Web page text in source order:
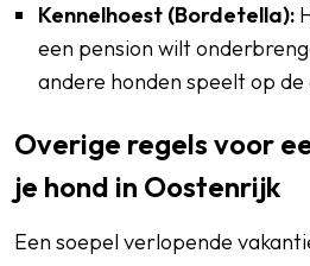
Kennelhoest (Bordetella):
een pension wilt
andere honden speelt op
Overige regels voor
je hond in Oostenrijk
Een soepel verlopende